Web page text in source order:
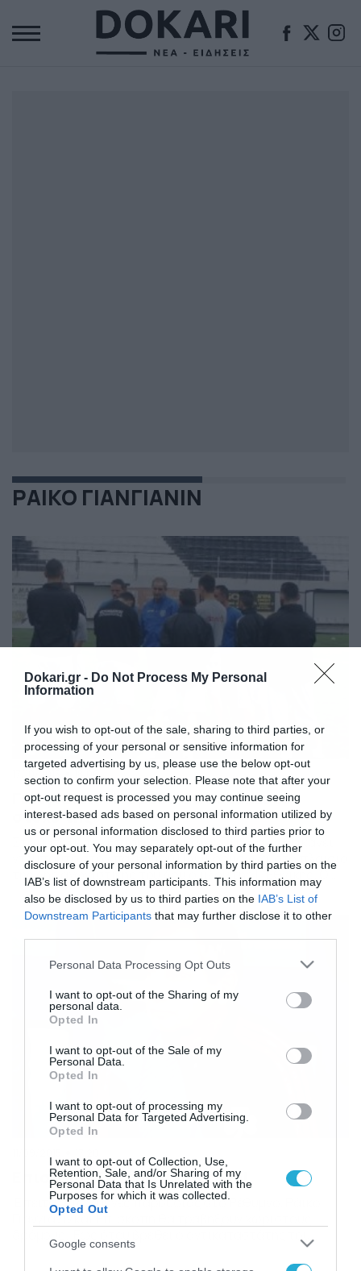
Dokari.gr - Do Not Process My Personal
Information
If you wish to opt-out of the sale, sharing to third parties, or
processing of your personal or sensitive information for
targeted advertising by us, please use the below opt-out
section to confirm your selection. Please note that after your
opt-out request is processed you may continue seeing
interest-based ads based on personal information utilized by
us or personal information disclosed to third parties prior to
your opt-out. You may separately opt-out of the further
disclosure of your personal information by third parties on the
IAB’s list of downstream participants. This information may
also be disclosed by us to third parties on the IAB’s List of
Downstream Participants that may further disclose it to other
Please note that this website/app uses one or more Google
not limited to your visit or usage behaviour. You may click to
grant or deny consent to Google and its third-party tags to
use your data for below specified purposes in below Google
consent section.
Personal Data Processing Opt Outs
I want to opt-out of the Sharing of my
personal data.
Opted In
I want to opt-out of the Sale of my
Personal Data.
Opted In
I want to opt-out of processing my
Personal Data for Targeted Advertising.
Opted In
I want to opt-out of Collection, Use,
Retention, Sale, and/or Sharing of my
Personal Data that Is Unrelated with the
Purposes for which it was collected.
Opted Out
Google consents
ΡΑΙΚΟ ΓΙΑΝΓΙΑΝΙΝ
17/10/2015 18:06
Γιάνγιανιν: «Η ομάδα θα πετύχει τον
στόχο της»
Στο ματς με την Επισκοπή, ο Ράικο Γιάνγιανιν θα κάνει
ντεμπούτο στον πάγκο του ΠΑΟ Κρουσώνα, στο πλαίσιο
της 4ης αγωνιστικής του 4ου ομίλου της Γ’ Εθνικής. Ο
προπονητής του Κρουσώνα παραδέχτηκε τον βαθμό
δυσκολίας της αναμέτρησης, ωστόσο επεσήμανε πως με
λίγη τύχη η ομάδα θα καταφέρει να πετύχει τον στόχο
της. Αναλυτικά οι δηλώσεις του: […]
Επισκοπή: Γιάνγιανιν… τέλος!
Έπειτα από 9 μήνες παρουσίας στο Ρέθυμνο, Ράικο
Γιάνγιανιν και Επισκοπή θα τραβήξουν χωριστούς
Σερβοέλληνα προπονητή, την τεχνική ηγεσία θα
αναλάβουν οι Γιώργος Λυρώνης και Γιώργος